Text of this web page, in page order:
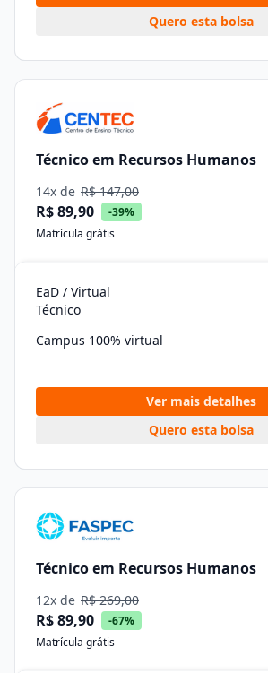
Quero esta bolsa
Técnico em Recursos Humanos
14x de R$ 147,00
R$ 89,90
-39%
Matrícula grátis
EaD / Virtual
Técnico
Campus 100% virtual
Ver mais detalhes
Quero esta bolsa
Técnico em Recursos Humanos
12x de R$ 269,00
R$ 89,90
-67%
Matrícula grátis